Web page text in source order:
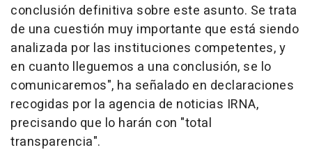
conclusión definitiva sobre este asunto. Se trata
de una cuestión muy importante que está siendo
analizada por las instituciones competentes, y
en cuanto lleguemos a una conclusión, se lo
comunicaremos", ha señalado en declaraciones
recogidas por la agencia de noticias IRNA,
precisando que lo harán con "total
transparencia".